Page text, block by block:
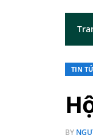
TIN
BY